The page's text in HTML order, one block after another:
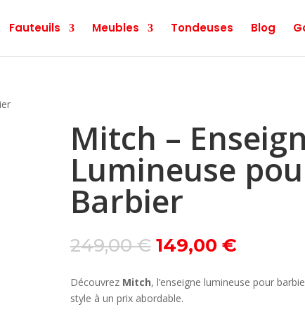
Fauteuils Meubles Tondeuses Blog
Mitch –
Lumineuse
Barbier
249,00€ Le
prix
initial
était :
249,00 €.
149,00 €Le
actuel
est :
Découvrez Mitch, l’enseigne lumineuse pour
style à un prix abordable.